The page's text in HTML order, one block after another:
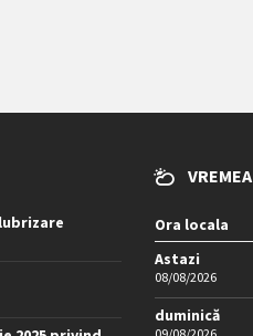
Ora locala
Astazi
08/08/2026
duminică